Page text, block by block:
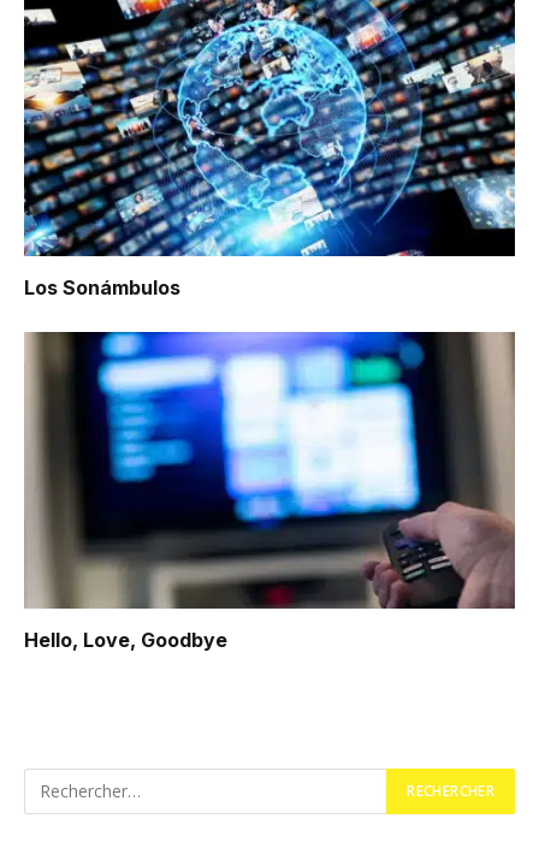
Los Sonámbulos
Hello, Love, Goodbye